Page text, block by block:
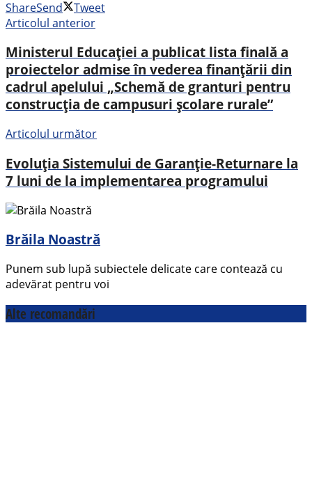
ShareSend
Tweet
Articolul anterior
Ministerul Educației a publicat lista finală a
proiectelor admise în vederea finanțării din
cadrul apelului „Schemă de granturi pentru
construcția de campusuri școlare rurale”
Articolul următor
Evoluția Sistemului de Garanție-Returnare la
7 luni de la implementarea programului
Brăila Noastră
Punem sub lupă subiectele delicate care contează cu
adevărat pentru voi
Alte recomandări